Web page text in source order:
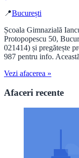
📍București
Școala Gimnazială
Protopopescu 50,
021414) și pregătește
987 pentru info.
Vezi afacerea »
Afaceri recente